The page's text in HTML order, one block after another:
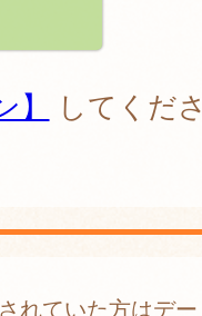
】
してくださ
れていた方はデー